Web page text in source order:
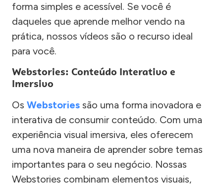
forma simples e acessível. Se você é
daqueles que aprende melhor vendo na
prática, nossos vídeos são o recurso ideal
para você.
Webstories: Conteúdo Interativo e
Imersivo
Os Webstories são uma forma inovadora e
interativa de consumir conteúdo. Com uma
experiência visual imersiva, eles oferecem
uma nova maneira de aprender sobre temas
importantes para o seu negócio. Nossas
Webstories combinam elementos visuais,